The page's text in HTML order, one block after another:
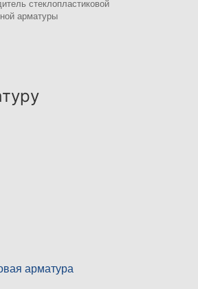
стеклопластиковой
арматуры
арматура